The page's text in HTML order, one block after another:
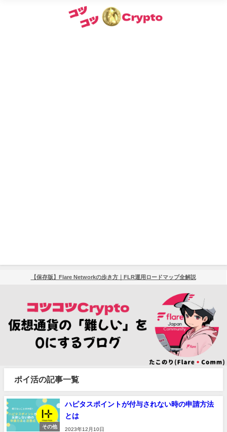
【保存版】Flare Networkの歩き方｜FLR運用ロードマップ全解説
ポイ活の記事一覧
その他
ハピタスポイントが付与されない時の申請方法
とは
2023年12月10日